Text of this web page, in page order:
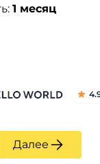
1 месяц
Далее